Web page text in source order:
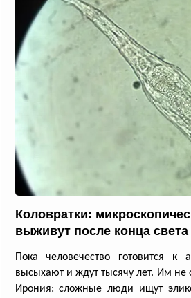
Коловратки:
выживут после конца света
Пока человечество готовится к
высыхают и ждут тысячу лет. Им
Ирония: сложные люди ищут